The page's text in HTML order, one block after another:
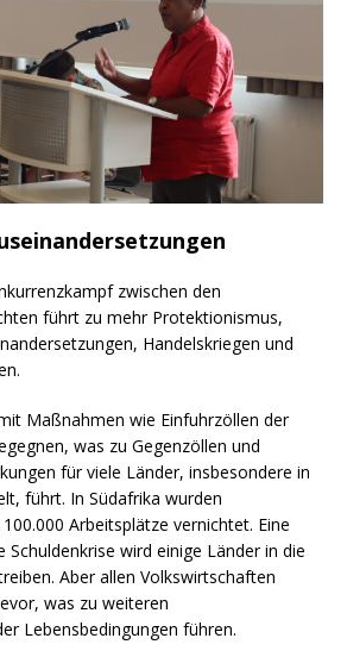
zwischen den
führt zu mehr Protektionismus,
Handelskriegen und
Maßnahmen wie Einfuhrzöllen der
was zu Gegenzöllen und
für viele Länder, insbesondere in
führt. In Südafrika wurden
Arbeitsplätze vernichtet. Eine
Schuldenkrise wird einige Länder in die
Aber allen Volkswirtschaften
was zu weiteren
Lebensbedingungen führen.